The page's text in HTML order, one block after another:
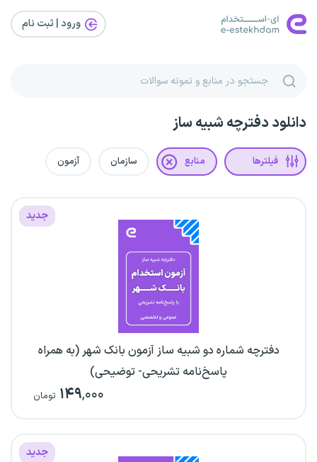
ورود | ثبت‌ نام
دانلود دفترچه شبیه ساز
فیلترها منابع سازمان آزمون
جدید
دفترچه شماره دو شبیه ساز آزمون بانک شهر (به همراه
پاسخ‌نامه تشریحی- توضیحی)
۱۴۹,۰۰۰ تومان
جدید